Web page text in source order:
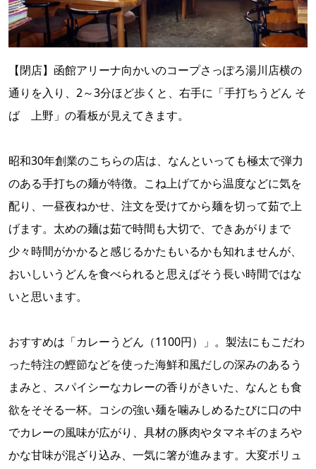
【閉店】函館アリーナ向かいのコープさっぽろ湯川店横の
通りを入り、2～3分ほど歩くと、右手に「手打ちうどん そ
ば 上野」の看板が見えてきます。
昭和30年創業のこちらの店は、なんといっても極太で弾力
のある手打ちの麺が特徴。こね上げてから温度などに気を
配り、一昼夜ねかせ、注文を受けてから麺を切って茹で上
げます。太めの麺は茹で時間も大切で、できあがりまで
少々時間がかかると感じるかたもいるかも知れませんが、
おいしいうどんを食べられると思えばそう長い時間ではな
いと思います。
おすすめは「カレーうどん（1100円）」。製法にもこだわ
った特注の鰹節などを使った海鮮和風だしの深みのあるう
まみと、スパイシーなカレーの香りがきいた、なんとも食
欲をそそる一杯。コシの強い麺を噛みしめるたびに口の中
でカレーの風味が広がり、具材の豚肉やタマネギのまろや
かな甘味が混ざり込み、一気に箸が進みます。大変ボリュ